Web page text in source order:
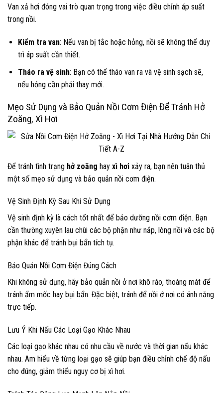
Van xả hơi đóng vai trò quan trọng trong việc điều chỉnh áp suất
trong nồi.
Kiểm tra van: Nếu van bị tắc hoặc hỏng, nồi sẽ không thể duy
trì áp suất cần thiết.
Tháo ra vệ sinh: Bạn có thể tháo van ra và vệ sinh sạch sẽ,
nếu hỏng cần phải thay mới.
Mẹo Sử Dụng và Bảo Quản Nồi Cơm Điện Để Tránh Hở
Zoăng, Xì Hơi
Để tránh tình trạng hở zoăng hay xì hơi xảy ra, bạn nên tuân thủ
một số mẹo sử dụng và bảo quản nồi cơm điện.
Vệ Sinh Định Kỳ Sau Khi Sử Dụng
Vệ sinh định kỳ là cách tốt nhất để bảo dưỡng nồi cơm điện. Bạn
cần thường xuyên lau chùi các bộ phận như nắp, lòng nồi và các bộ
phận khác để tránh bụi bẩn tích tụ.
Bảo Quản Nồi Cơm Điện Đúng Cách
Khi không sử dụng, hãy bảo quản nồi ở nơi khô ráo, thoáng mát để
tránh ẩm mốc hay bụi bẩn. Đặc biệt, tránh để nồi ở nơi có ánh nắng
trực tiếp.
Lưu Ý Khi Nấu Các Loại Gạo Khác Nhau
Các loại gạo khác nhau có nhu cầu về nước và thời gian nấu khác
nhau. Am hiểu về từng loại gạo sẽ giúp bạn điều chỉnh chế độ nấu
cho đúng, giảm thiểu nguy cơ bị xì hơi.